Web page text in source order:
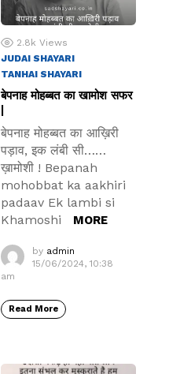
2.8k Views
JUDAI SHAYARI
TANHAI SHAYARI
बेपनाह मोहब्बत का खामोश सफर
बेपनाह मोहब्बत का आख़िरी
पड़ाव, इक लंबी सी……
ख़ामोशी ! Bepanah
mohobbat ka aakhiri
padaav Ek lambi si
Khamoshi MORE
by admin
15/06/2024, 10:38
am
Read More